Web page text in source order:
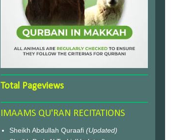
Total Pageviews
IMAAMS QU'RAN RECITATIONS
Sheikh Abdullah Quraafi (Updated)